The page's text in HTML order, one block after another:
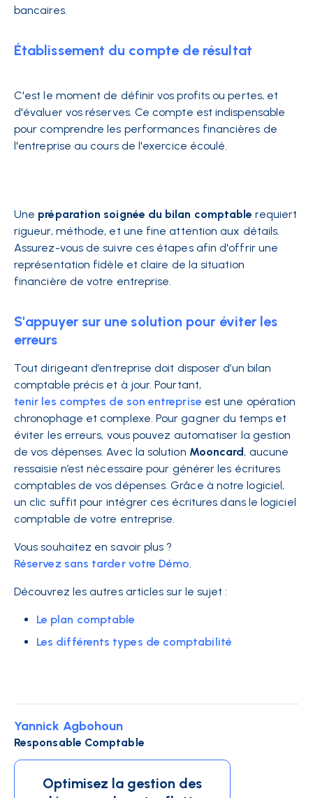
bancaires.
Établissement du compte de résultat
C'est le moment de définir vos profits ou pertes, et
d'évaluer vos réserves. Ce compte est indispensable
pour comprendre les performances financières de
l'entreprise au cours de l'exercice écoulé.
Une préparation soignée du bilan comptable requiert
rigueur, méthode, et une fine attention aux détails.
Assurez-vous de suivre ces étapes afin d'offrir une
représentation fidèle et claire de la situation
financière de votre entreprise.
S'appuyer sur une solution pour éviter les
erreurs
Tout dirigeant d’entreprise doit disposer d’un bilan
comptable précis et à jour. Pourtant,
tenir les comptes de son entreprise est une opération
chronophage et complexe. Pour gagner du temps et
éviter les erreurs, vous pouvez automatiser la gestion
de vos dépenses. Avec la solution Mooncard, aucune
ressaisie n’est nécessaire pour générer les écritures
comptables de vos dépenses. Grâce à notre logiciel,
un clic suffit pour intégrer ces écritures dans le logiciel
comptable de votre entreprise.
Vous souhaitez en savoir plus ?
Réservez sans tarder votre Démo
Découvrez les autres articles sur le sujet :
Le plan comptable
Les différents types de comptabilité
Yannick Agbohoun
Responsable Comptable
Optimisez la gestion des